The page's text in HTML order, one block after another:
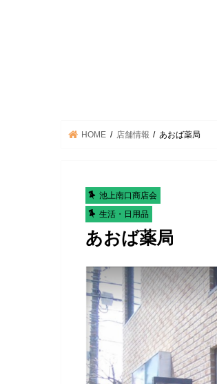
HOME 店舗情報 あおば薬局
池上南口商店会
生活・日用品
あおば薬局